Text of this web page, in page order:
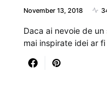
November 13, 2018
Daca ai nevoie de
mai inspirate idei ar